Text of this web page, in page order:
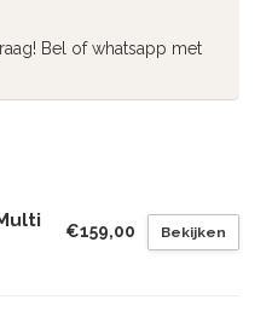
Bel of whatsapp met
€159,00 Bekijken